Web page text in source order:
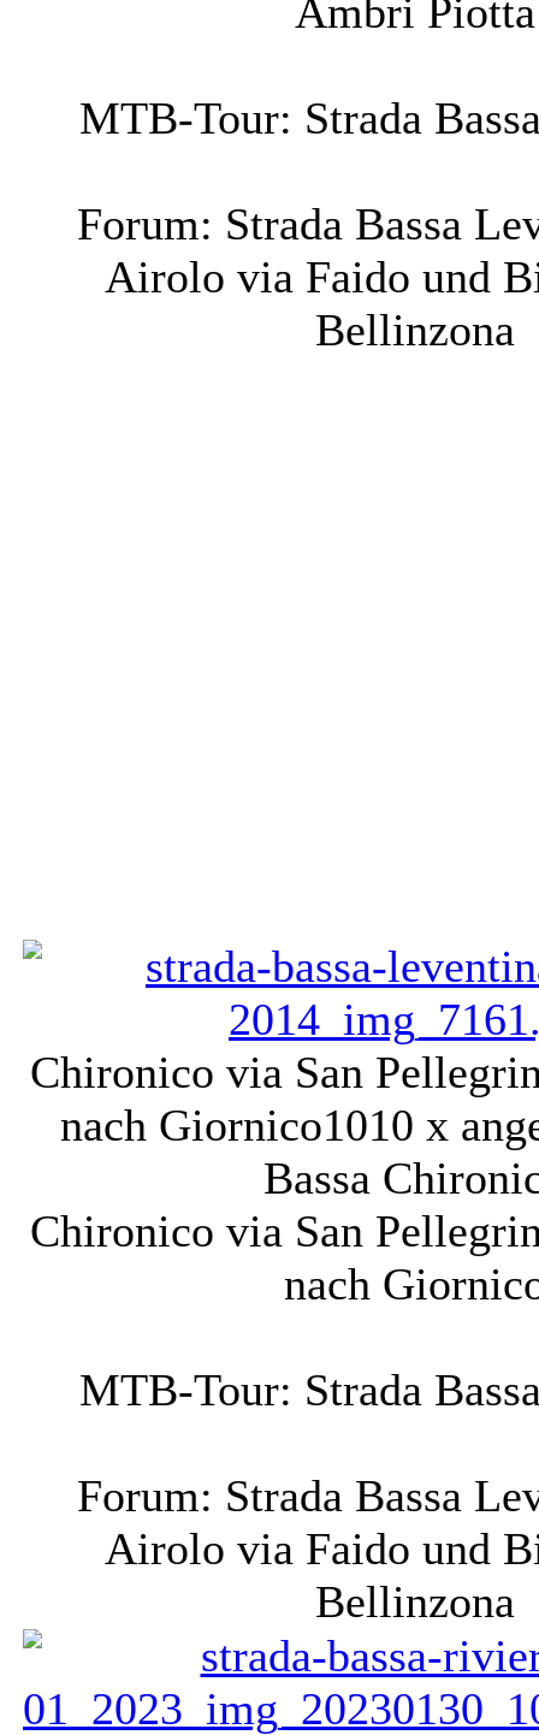
Ambri Piotta
MTB-Tour: Strada
Forum: Strada Bassa
Airolo via Faido und
Bellinzona
Chironico via San
nach Giornico1010 x
Bassa
Chironico via San
nach
MTB-Tour: Strada
Forum: Strada Bassa
Airolo via Faido und
Bellinzona